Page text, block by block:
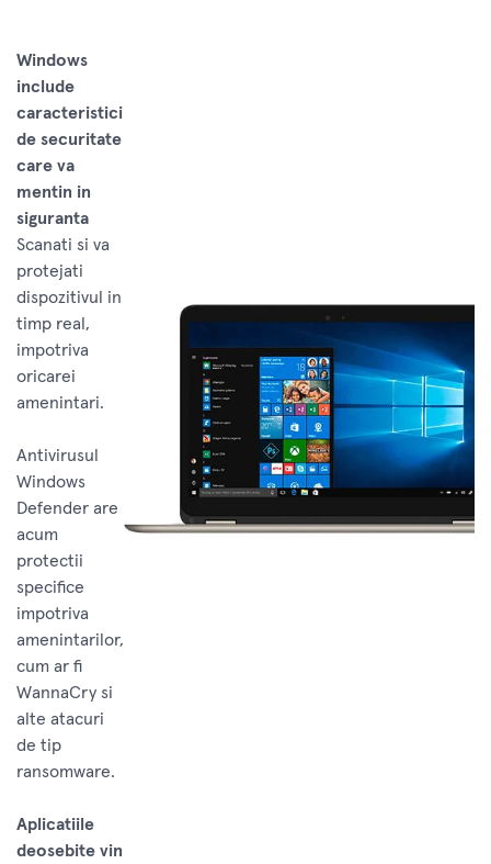
Windows
include
caracteristici
de securitate
care va
mentin in
siguranta
Scanati si va
protejati
dispozitivul in
timp real,
impotriva
oricarei
amenintari.
Antivirusul
Windows
Defender are
acum
protectii
specifice
impotriva
amenintarilor,
cum ar fi
WannaCry si
alte atacuri
de tip
ransomware.
Aplicatiile
deosebite vin